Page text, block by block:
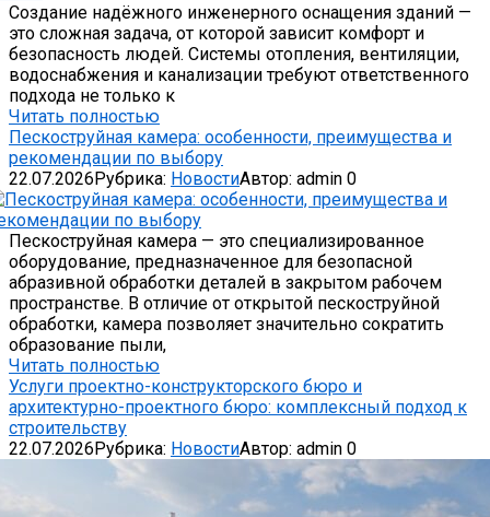
Создание надёжного инженерного оснащения зданий —
это сложная задача, от которой зависит комфорт и
безопасность людей. Системы отопления, вентиляции,
водоснабжения и канализации требуют ответственного
подхода не только к
Читать полностью
Пескоструйная камера: особенности, преимущества и
рекомендации по выбору
22.07.2026Рубрика: НовостиАвтор: admin 0
Пескоструйная камера — это специализированное
оборудование, предназначенное для безопасной
абразивной обработки деталей в закрытом рабочем
пространстве. В отличие от открытой пескоструйной
обработки, камера позволяет значительно сократить
образование пыли,
Читать полностью
Услуги проектно-конструкторского бюро и
архитектурно-проектного бюро: комплексный подход к
строительству
22.07.2026Рубрика: НовостиАвтор: admin 0